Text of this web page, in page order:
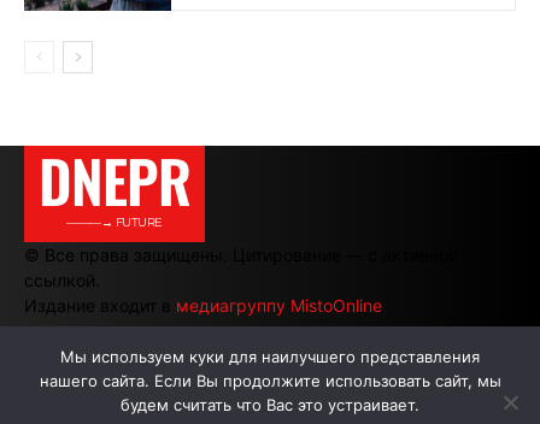
DNEPR
———→ FUTURE
© Все права защищены. Цитирование — с активной
ссылкой.
Издание входит в медиагруппу MistoOnline
АВТОРЫ РЕКЛАМА НА САЙТЕ
Мы используем куки для наилучшего представления
нашего сайта. Если Вы продолжите использовать сайт, мы
будем считать что Вас это устраивает.